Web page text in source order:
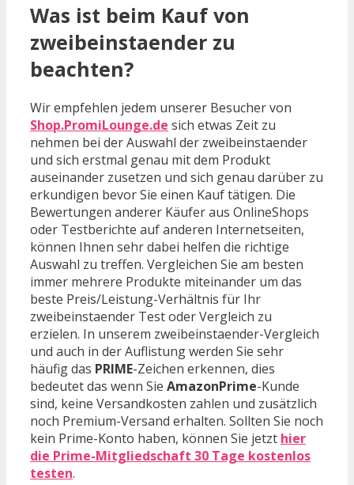
Was ist beim Kauf von
zweibeinstaender zu
beachten?
Wir empfehlen jedem unserer Besucher von
Shop.PromiLounge.de sich etwas Zeit zu
nehmen bei der Auswahl der zweibeinstaender
und sich erstmal genau mit dem Produkt
auseinander zusetzen und sich genau darüber zu
erkundigen bevor Sie einen Kauf tätigen. Die
Bewertungen anderer Käufer aus OnlineShops
oder Testberichte auf anderen Internetseiten,
können Ihnen sehr dabei helfen die richtige
Auswahl zu treffen. Vergleichen Sie am besten
immer mehrere Produkte miteinander um das
beste Preis/Leistung-Verhältnis für Ihr
zweibeinstaender Test oder Vergleich zu
erzielen. In unserem zweibeinstaender-Vergleich
und auch in der Auflistung werden Sie sehr
häufig das PRIME-Zeichen erkennen, dies
bedeutet das wenn Sie AmazonPrime-Kunde
sind, keine Versandkosten zahlen und zusätzlich
noch Premium-Versand erhalten. Sollten Sie noch
kein Prime-Konto haben, können Sie jetzt hier
die Prime-Mitgliedschaft 30 Tage kostenlos
testen.